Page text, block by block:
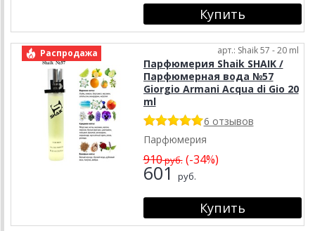
Распродажа арт.: Shaik 57 - 20 ml
Парфюмерия Shaik SHAIK /
Парфюмерная вода №57
Giorgio Armani Acqua di Gio 20
ml
6 отзывов
Парфюмерия
910руб.(-34%)
601 руб.